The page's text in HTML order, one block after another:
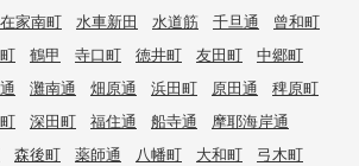
家南町 水車新田 水道筋 千旦通
曾和町
鶴甲 寺口町 徳井町 友田町
中郷町
灘南通 畑原通 浜田町 原田通
稗原町
深田町 福住通 船寺通
摩耶海岸通
森後町 薬師通 八幡町 大和町
弓木町